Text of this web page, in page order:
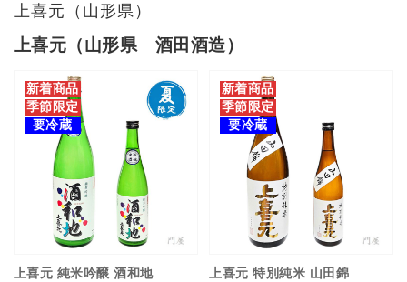
上喜元（山形県）
上喜元（山形県 酒田酒造）
新着商品
季節限定
要冷蔵
上喜元 純米吟醸 酒和地
新着商品
季節限定
要冷蔵
上喜元 特別純米 山田錦